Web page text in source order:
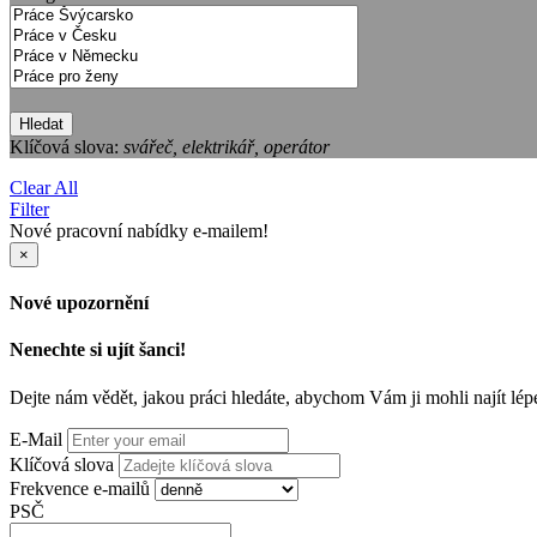
Hledat
Klíčová slova: svářeč, elektrikář, operátor
Clear All
Filter
Nové pracovní nabídky e-mailem!
×
Nové upozornění
Nenechte si ujít šanci!
Dejte nám vědět, jakou práci hledáte, abychom Vám ji mohli najít
E-Mail
Klíčová slova
Frekvence e-mailů
PSČ